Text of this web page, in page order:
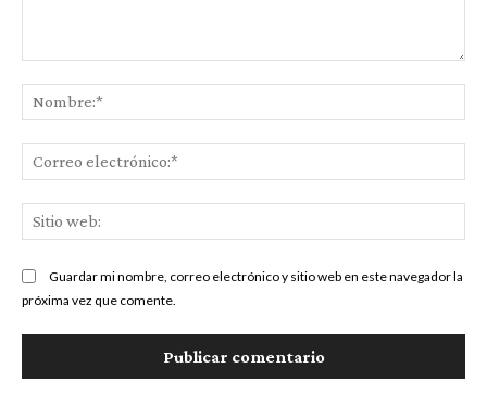
Guardar mi nombre, correo electrónico y sitio web en este navegador la
próxima vez que comente.